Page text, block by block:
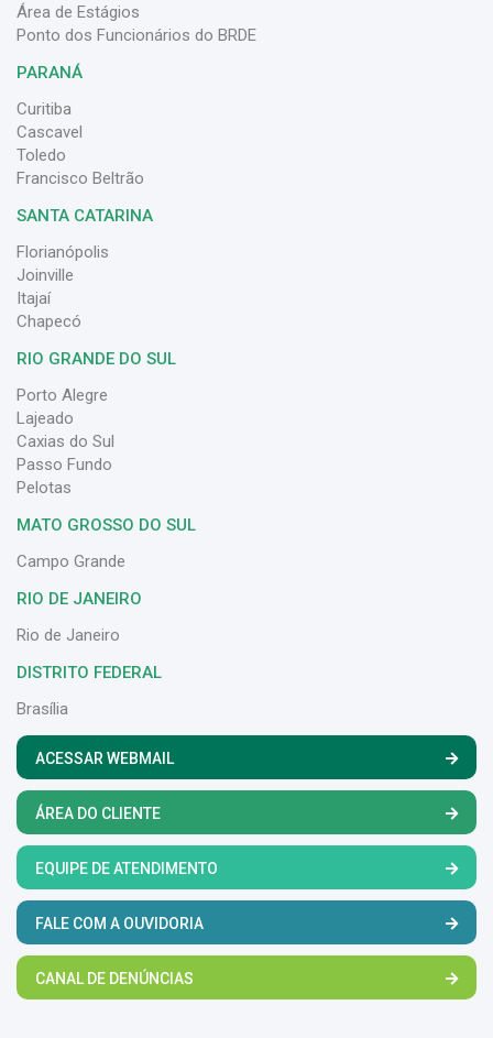
Área de Estágios
Ponto dos Funcionários do BRDE
PARANÁ
Curitiba
Cascavel
Toledo
Francisco Beltrão
SANTA CATARINA
Florianópolis
Joinville
Itajaí
Chapecó
RIO GRANDE DO SUL
Porto Alegre
Lajeado
Caxias do Sul
Passo Fundo
Pelotas
MATO GROSSO DO SUL
Campo Grande
RIO DE JANEIRO
Rio de Janeiro
DISTRITO FEDERAL
Brasília
ACESSAR WEBMAIL
ÁREA DO CLIENTE
EQUIPE DE ATENDIMENTO
FALE COM A OUVIDORIA
CANAL DE DENÚNCIAS